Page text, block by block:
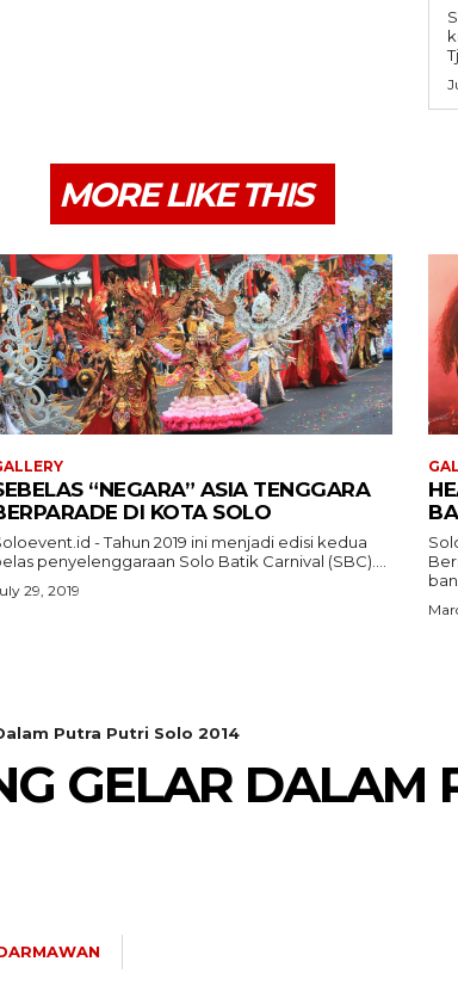
MORE LIKE THIS
“NEGARA” ASIA TENGGARA
DI KOTA SOLO
- Tahun 2019 ini menjadi edisi kedua
penyelenggaraan Solo Batik Carnival (SBC)....
29, 2019